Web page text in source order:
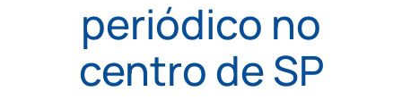
periódico no
centro de SP